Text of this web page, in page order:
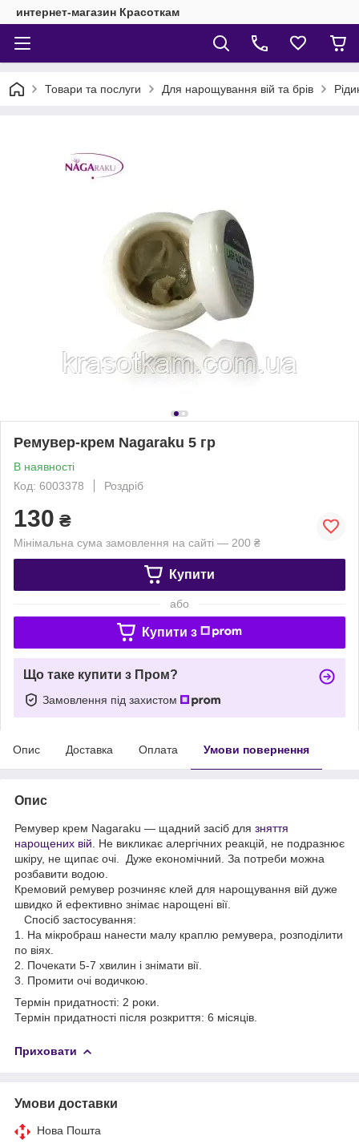
интернет-магазин Красоткам
Товари та послуги Для нарощування вій та брів
Ремувер-крем Nagaraku 5 гр
В наявності
Код: 6003378
Роздріб
130 ₴
Мінімальна сума замовлення на сайті — 200 ₴
Купити
або
Купити з
Що таке купити з Пром?
Замовлення під захистом
Опис Доставка Оплата Умови повернення
Опис
Ремувер крем Nagaraku — щадний засіб для зняття
нарощених вій . Не викликає алергічних реакцій, не подразнює
шкіру, не щипає очі. Дуже економічний. За потреби можна
розбавити водою.
Кремовий ремувер розчиняє клей для нарощування вій дуже
швидко й ефективно знімає нарощені вії.
Спосіб застосування:
1. На мікробраш нанести малу краплю ремувера, розподілити
по віях.
2. Почекати 5-7 хвилин і знімати вії.
3. Промити очі водичкою.
Термін придатності: 2 роки.
Термін придатності після розкриття: 6 місяців.
Приховати
Умови доставки
Нова Пошта